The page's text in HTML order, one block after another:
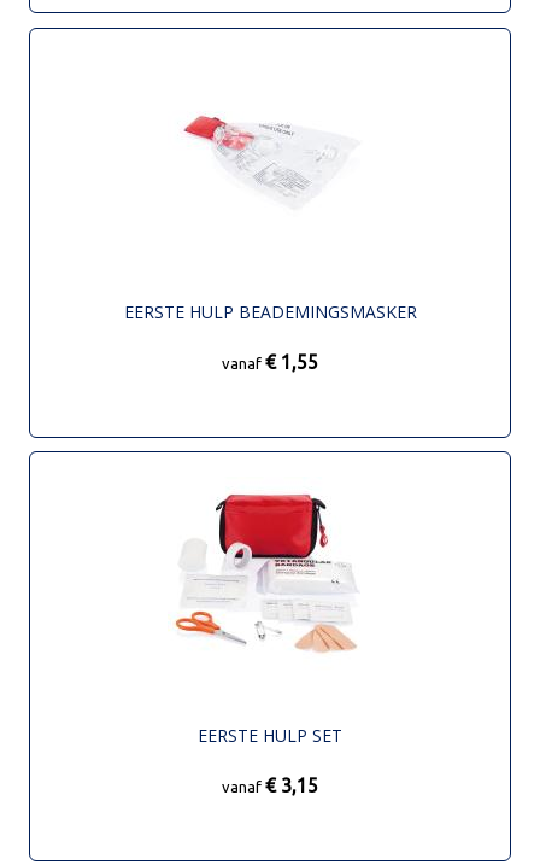
EERSTE HULP BEADEMINGSMASKER
vanaf € 1,55
EERSTE HULP SET
vanaf € 3,15